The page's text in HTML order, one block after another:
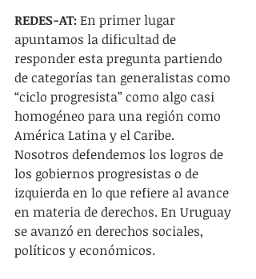
REDES-AT: En primer lugar
apuntamos la dificultad de
responder esta pregunta partiendo
de categorías tan generalistas como
“ciclo progresista” como algo casi
homogéneo para una región como
América Latina y el Caribe.
Nosotros defendemos los logros de
los gobiernos progresistas o de
izquierda en lo que refiere al avance
en materia de derechos. En Uruguay
se avanzó en derechos sociales,
políticos y económicos.